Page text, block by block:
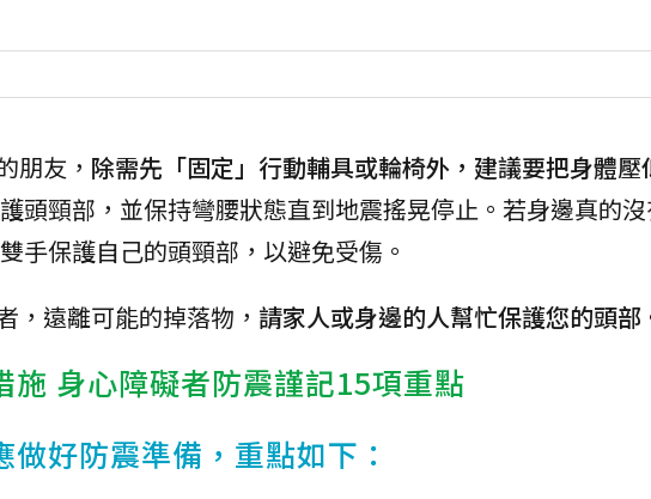
朋友， 除需先「固定」行動輔具或輪椅外，建議要把身體壓
頭頸部，並保持彎腰狀態直到地震搖晃停止。若身邊真的
手保護自己的頭頸部，以避免受傷。
，遠離可能的掉落物， 請家人或身邊的人幫忙保護您的頭部
施 身心障礙者防震謹記15項重點
好防震準備，重點如下：